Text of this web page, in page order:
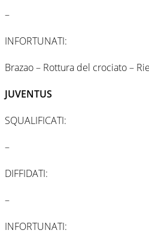
–
INFORTUNATI:
Brazao – Rottura del crociato –
JUVENTUS
SQUALIFICATI:
–
DIFFIDATI:
–
INFORTUNATI: